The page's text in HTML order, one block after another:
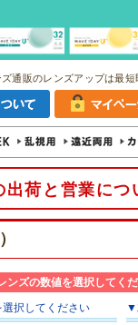
通販のレンズアップは最短
荷と営業につ
ンズの数値を選択してく
選択してください ▼